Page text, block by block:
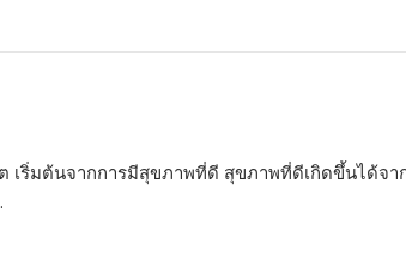
เริ่มต้นจากการมีสุขภาพที่ดี สุขภาพที่ดีเกิดขึ้นได้จา